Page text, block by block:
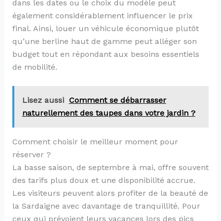
dans les dates ou le choix du modèle peut
également considérablement influencer le prix
final. Ainsi, louer un véhicule économique plutôt
qu’une berline haut de gamme peut alléger son
budget tout en répondant aux besoins essentiels
de mobilité.
Lisez aussi Comment se débarrasser
naturellement des taupes dans votre jardin ?
Comment choisir le meilleur moment pour
réserver ?
La basse saison, de septembre à mai, offre souvent
des tarifs plus doux et une disponibilité accrue.
Les visiteurs peuvent alors profiter de la beauté de
la Sardaigne avec davantage de tranquillité. Pour
ceux qui prévoient leurs vacances lors des pics